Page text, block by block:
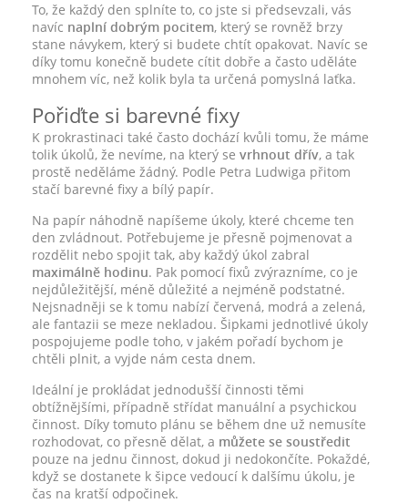
To, že každý den splníte to, co jste si předsevzali, vás
navíc naplní dobrým pocitem, který se rovněž brzy
stane návykem, který si budete chtít opakovat. Navíc se
díky tomu konečně budete cítit dobře a často uděláte
mnohem víc, než kolik byla ta určená pomyslná laťka.
Pořiďte si barevné fixy
K prokrastinaci také často dochází kvůli tomu, že máme
tolik úkolů, že nevíme, na který se vrhnout dřív, a tak
prostě neděláme žádný. Podle Petra Ludwiga přitom
stačí barevné fixy a bílý papír.
Na papír náhodně napíšeme úkoly, které chceme ten
den zvládnout. Potřebujeme je přesně pojmenovat a
rozdělit nebo spojit tak, aby každý úkol zabral
maximálně hodinu. Pak pomocí fixů zvýrazníme, co je
nejdůležitější, méně důležité a nejméně podstatné.
Nejsnadněji se k tomu nabízí červená, modrá a zelená,
ale fantazii se meze nekladou. Šipkami jednotlivé úkoly
pospojujeme podle toho, v jakém pořadí bychom je
chtěli plnit, a vyjde nám cesta dnem.
Ideální je prokládat jednodušší činnosti těmi
obtížnějšími, případně střídat manuální a psychickou
činnost. Díky tomuto plánu se během dne už nemusíte
rozhodovat, co přesně dělat, a můžete se soustředit
pouze na jednu činnost, dokud ji nedokončíte. Pokaždé,
když se dostanete k šipce vedoucí k dalšímu úkolu, je
čas na kratší odpočinek.